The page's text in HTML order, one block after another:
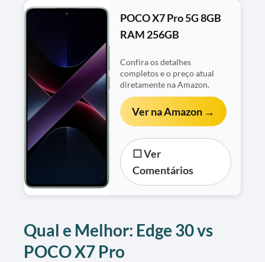
POCO X7 Pro 5G 8GB
RAM 256GB
Confira os detalhes
completos e o preço atual
diretamente na Amazon.
Ver na Amazon →
☐ Ver
Comentários
Qual e Melhor: Edge 30 vs
POCO X7 Pro